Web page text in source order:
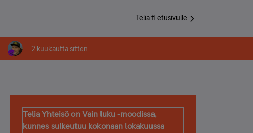
Telia.fi etusivulle
2 kuukautta sitten
Telia Yhteisö on Vain luku -moodissa,
kunnes sulkeutuu kokonaan lokakuussa